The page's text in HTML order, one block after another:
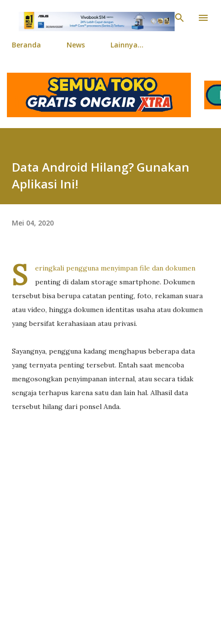
Langsung ke konten
Beranda News Lainnya…
Data Android Hilang? Gunakan
Aplikasi Ini!
Mei 04, 2020
S
eringkali pengguna menyimpan file dan dokumen
penting di dalam storage smartphone. Dokumen
tersebut bisa berupa catatan penting, foto, rekaman suara
atau video, hingga dokumen identitas usaha atau dokumen
yang bersifat kerahasiaan atau privasi.
Sayangnya, pengguna kadang menghapus beberapa data
yang ternyata penting tersebut. Entah saat mencoba
mengosongkan penyimpanan internal, atau secara tidak
sengaja terhapus karena satu dan lain hal. Alhasil data
tersebut hilang dari ponsel Anda.